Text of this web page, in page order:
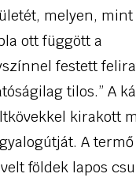
melyen, mint
ott függött a
festett
tilos.” A
kirakott
A
földek lapos